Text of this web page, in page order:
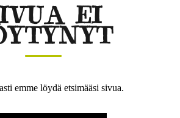
EI
emme löydä etsimääsi sivua.